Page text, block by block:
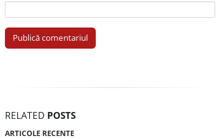
RELATED POSTS
ARTICOLE RECENTE